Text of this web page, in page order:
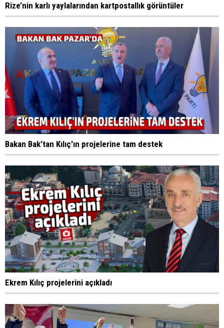
Rize’nin karlı yaylalarından kartpostallık görüntüler
Bakan Bak'tan Kılıç'ın projelerine tam destek
Ekrem Kılıç projelerini açıkladı